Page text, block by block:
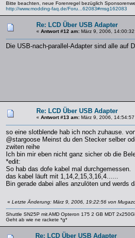
Bitte beachten, neue Forenregel bezüglich
http://www.modding-faq.de/Foru...62083#msg162083
Re: LCD Über USB Adapter
« Antwort #12 am: März 9, 2006,
Die USB-nach-parallel-Adapter sind alle auf
Re: LCD Über USB Adapter
« Antwort #13 am: März 9, 2006,
so eine slotblende hab ich noch zuhause.
@stargoose Meinst du den Stecker selber
zwiten reihe
Ich bin mir eben nicht ganz sicher ob die
*edit:
So hab das dofe kabel mal durchgemessen.
das kabel läuft mit 1,14,2,15,3,16,4......
Bin gerade dabei alles anzulöten und werds
« Letzte Änderung: März 9, 2006, 19:22:56 von
Shuttle SN25P mit AMD Opteron 175 2 GB MDT
Geht ab wie ne rackete *g*
Re: LCD Über USB Adapter